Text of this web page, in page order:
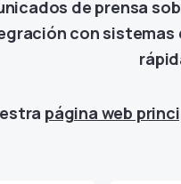
de prensa
con
página web